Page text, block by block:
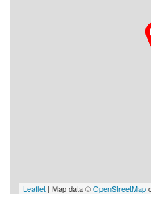
Leaflet | Map data ©OpenStreetMap